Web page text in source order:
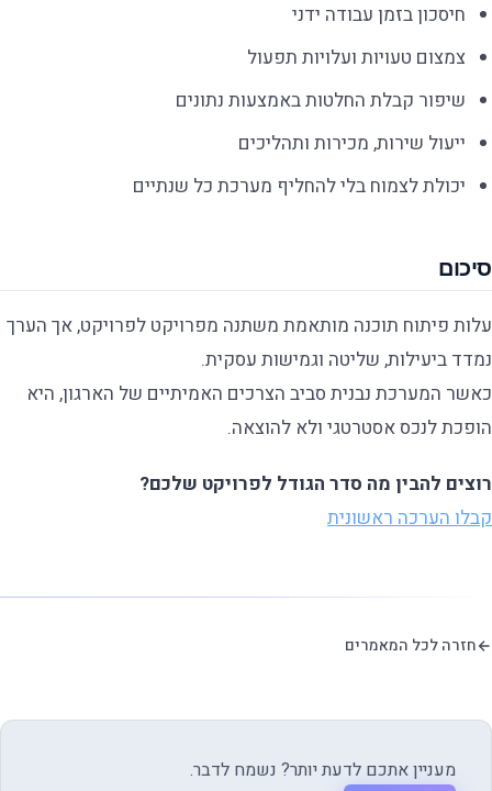
חיסכון בזמן עבודה ידני
צמצום טעויות ועלויות תפעול
שיפור קבלת החלטות באמצעות נתונים
ייעול שירות, מכירות ותהליכים
יכולת לצמוח בלי להחליף מערכת כל שנתיים
סיכום
עלות פיתוח תוכנה מותאמת משתנה מפרויקט לפרויקט, אך הערך
נמדד ביעילות, שליטה וגמישות עסקית.
כאשר המערכת נבנית סביב הצרכים האמיתיים של הארגון, היא
הופכת לנכס אסטרטגי ולא להוצאה.
רוצים להבין מה סדר הגודל לפרויקט שלכם?
קבלו הערכה ראשונית
חזרה לכל המאמרים
מעניין אתכם לדעת יותר? נשמח לדבר.